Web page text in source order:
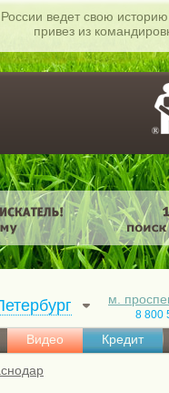
ведет свою
привез из
м.
8 800
Видео Кредит